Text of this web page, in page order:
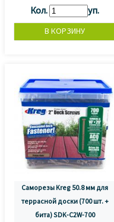
Кол.
уп.
Саморезы Kreg 50.8 мм для
террасной доски (700 шт. +
бита) SDK-C2W-700